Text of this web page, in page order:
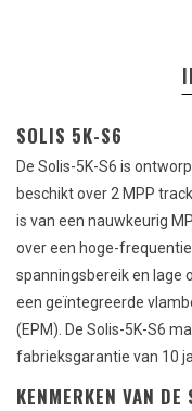
SOLIS 5K-S6
De Solis-5K-S6 is
beschikt over 2 MPP
is van een nauwkeurig
over een hoge-
spanningsbereik en lage
een geïntegreerde
(EPM). De Solis-5K-S6
fabrieksgarantie van 10
KENMERKEN VAN